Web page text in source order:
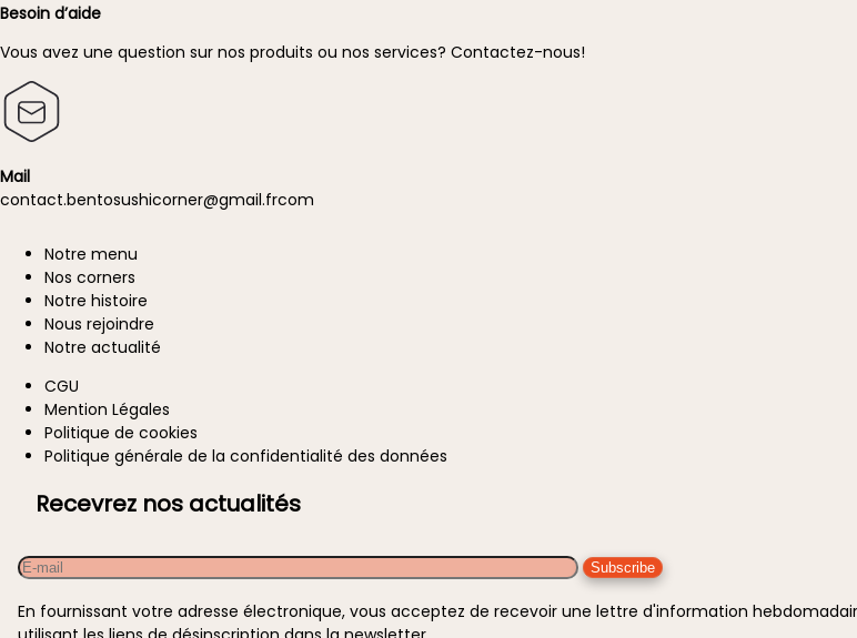
Besoin d’aide
Vous avez une question sur nos produits ou nos services? Contactez-nous!
Mail
contact.bentosushicorner@gmail.frcom
Notre menu
Nos corners
Notre histoire
Nous rejoindre
Notre actualité
Information
CGU
Mention Légales
Politique de cookies
Politique générale de la confidentialité des données
Recevrez nos actualités
Email
En fournissant votre adresse électronique, vous acceptez de recevoir une lettre d'information